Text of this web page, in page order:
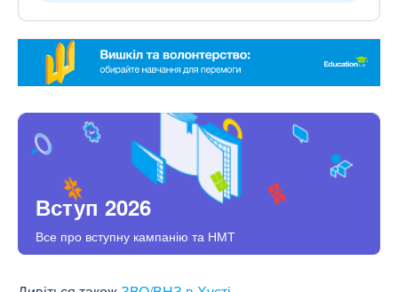
Вступ 2026
Все про вступну кампанію та НМТ